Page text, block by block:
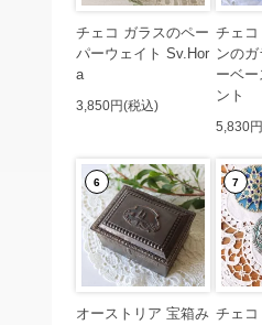
チェコ ガラスのペー
パーウェイト Sv.Hor
a
3,850円(税込)
チェコ
ンの
ーベ
ント
5,830
6
オーストリア 宝箱み
7
チェコ